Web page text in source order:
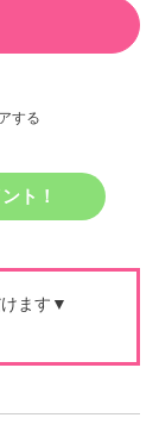
する
ト！
ます▼